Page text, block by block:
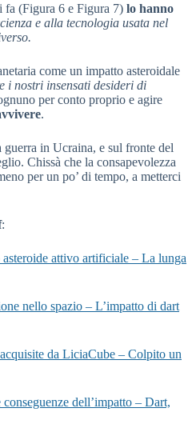
fa (Figura 6 e Figura 7) lo hanno
e alla tecnologia usata nel
come un impatto asteroidale
i nostri insensati desideri di
per conto proprio e agire
.
guerra in Ucraina, e sul fronte del
Chissà che la consapevolezza
per un po’ di tempo, a metterci
:
attivo artificiale – La lunga
nello spazio – L’impatto di dart
da LiciaCube – Colpito un
dell’impatto – Dart,